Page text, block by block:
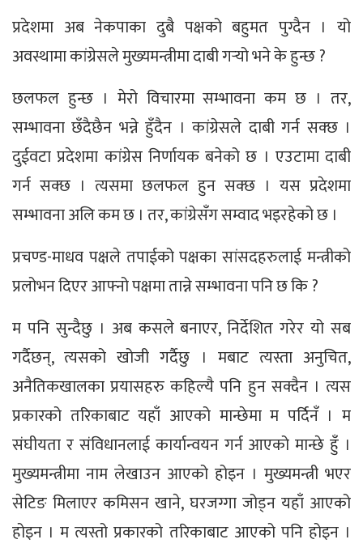
प्रदेशमा अब नेकपाका दुबै पक्षको बहुमत पुग्दैन । यो
अवस्थामा कांग्रेसले मुख्यमन्त्रीमा दाबी गर्‍यो भने के हुन्छ ?
छलफल हुन्छ । मेरो विचारमा सम्भावना कम छ । तर,
सम्भावना छँदैछैन भन्ने हुँदैन । कांग्रेसले दाबी गर्न सक्छ ।
दुईवटा प्रदेशमा कांग्रेस निर्णायक बनेको छ । एउटामा दाबी
गर्न सक्छ । त्यसमा छलफल हुन सक्छ । यस प्रदेशमा
सम्भावना अलि कम छ । तर, कांग्रेसँग सम्वाद भइरहेको छ ।
प्रचण्ड-माधव पक्षले तपाईको पक्षका सांसदहरुलाई मन्त्रीको
प्रलोभन दिएर आफ्नो पक्षमा तान्ने सम्भावना पनि छ कि ?
म पनि सुन्दैछु । अब कसले बनाएर, निर्देशित गरेर यो सब
गर्दैछन्, त्यसको खोजी गर्दैछु । मबाट त्यस्ता अनुचित,
अनैतिकखालका प्रयासहरु कहिल्यै पनि हुन सक्दैन । त्यस
प्रकारको तरिकाबाट यहाँ आएको मान्छेमा म पर्दिनँ । म
संघीयता र संविधानलाई कार्यान्वयन गर्न आएको मान्छे हुँ ।
मुख्यमन्त्रीमा नाम लेखाउन आएको होइन । मुख्यमन्त्री भएर
सेटिङ मिलाएर कमिसन खाने, घरजग्गा जोड्न यहाँ आएको
होइन । म त्यस्तो प्रकारको तरिकाबाट आएको पनि होइन ।